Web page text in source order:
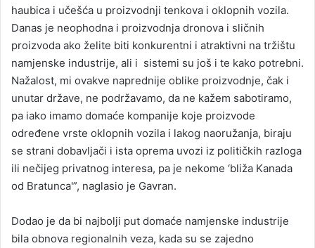
haubica i učešća u proizvodnji tenkova i oklopnih vozila.
Danas je neophodna i proizvodnja dronova i sličnih
proizvoda ako želite biti konkurentni i atraktivni na tržištu
namjenske industrije, ali i sistemi su još i te kako potrebni.
Nažalost, mi ovakve naprednije oblike proizvodnje, čak i
unutar države, ne podržavamo, da ne kažem sabotiramo,
pa iako imamo domaće kompanije koje proizvode
određene vrste oklopnih vozila i lakog naoružanja, biraju
se strani dobavljači i ista oprema uvozi iz političkih razloga
ili nečijeg privatnog interesa, pa je nekome ‘bliža Kanada
od Bratunca'”, naglasio je Gavran.
Dodao je da bi najbolji put domaće namjenske industrije
bila obnova regionalnih veza, kada su se zajedno